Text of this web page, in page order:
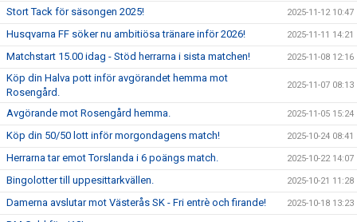
Stort Tack för säsongen 2025! 2025-11-12 10:47
Husqvarna FF söker nu ambitiösa tränare inför 2026! 2025-11-11 14:21
Matchstart 15.00 idag - Stöd herrarna i sista matchen! 2025-11-08 12:16
Köp din Halva pott inför avgörandet hemma mot
Rosengård.
2025-11-07 08:13
Avgörande mot Rosengård hemma. 2025-11-05 15:24
Köp din 50/50 lott inför morgondagens match! 2025-10-24 08:41
Herrarna tar emot Torslanda i 6 poängs match. 2025-10-22 14:07
Bingolotter till uppesittarkvällen. 2025-10-21 11:28
Damerna avslutar mot Västerås SK - Fri entrè och firande! 2025-10-18 13:23